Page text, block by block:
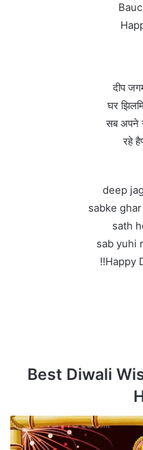
दीप
घर
सब अपने
रहे
deep
sabke
sath
sab yuhi
!!Happy
Best Diwali